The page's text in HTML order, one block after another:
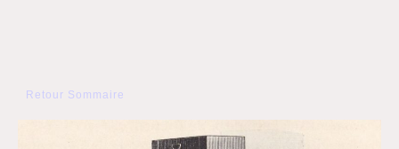
Retour Sommaire